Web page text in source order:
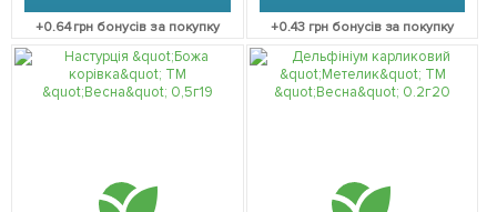
+0.64грн бонусів за покупку +0.43грн бонусів за покупку